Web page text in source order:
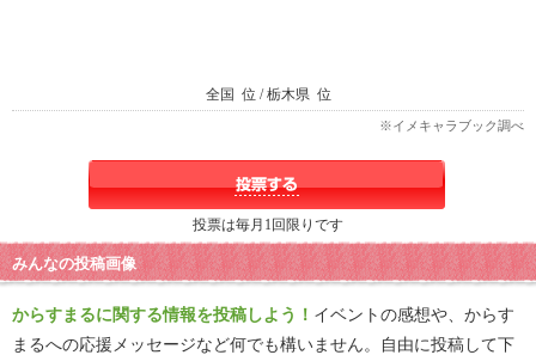
全国 位 / 栃木県 位
※イメキャラブック調べ
投票は毎月1回限りです
みんなの投稿画像
からすまるに関する情報を投稿しよう！ イベントの感想や、からす
まるへの応援メッセージなど何でも構いません。自由に投稿して下